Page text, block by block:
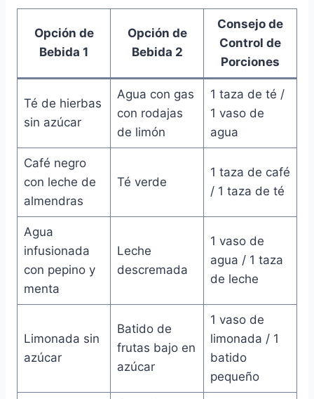
Opción de
Bebida 1
Opción de
Bebida 2
Consejo de
Control de
Porciones
Té de hierbas
sin azúcar
Agua con gas
con rodajas
de limón
1 taza de té /
1 vaso de
agua
Café negro
con leche de
almendras
Té verde
1 taza de café
/ 1 taza de té
Agua
infusionada
con pepino y
menta
Leche
descremada
1 vaso de
agua / 1 taza
de leche
Limonada sin
azúcar
Batido de
frutas bajo en
azúcar
1 vaso de
limonada / 1
batido
pequeño